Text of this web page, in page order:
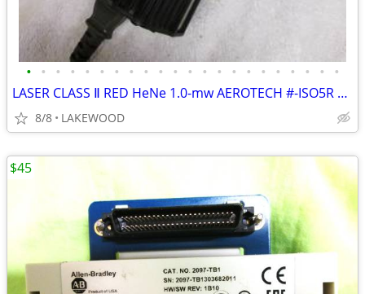
• • • • • • • • • • • • • • • • • • • • • •
LASER CLASS Ⅱ RED HeNe 1.0-mw AEROTECH #-ISO5R Precision Visible Beam
8/8 LAKEWOOD
$45